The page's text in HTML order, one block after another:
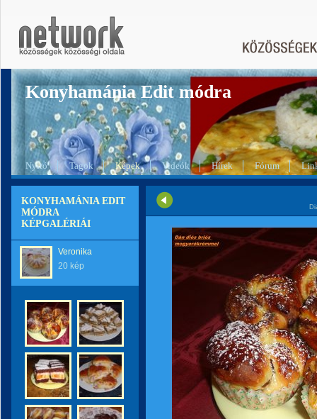
Konyhamánia Edit módra
Nyitó Tagok Képek Videók Hírek Fórum
KONYHAMÁNIA EDIT
MÓDRA
KÉPGALÉRIÁI
Veronika
20 kép